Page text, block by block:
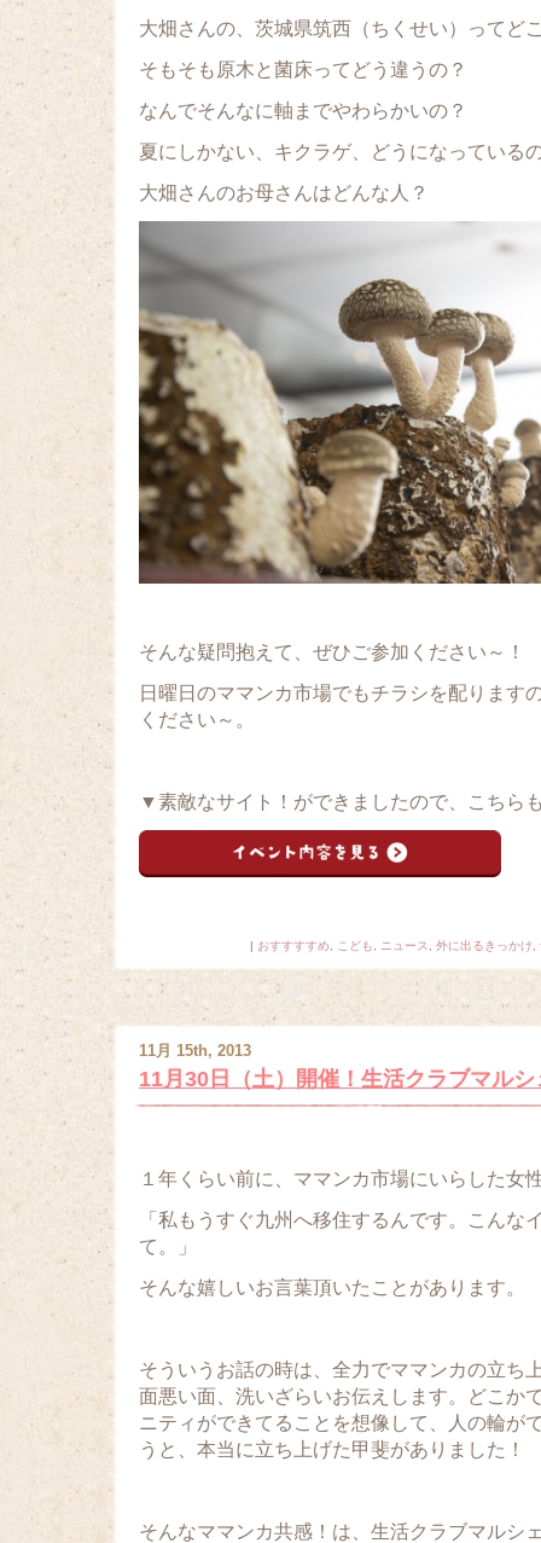
大畑さんの、茨城県筑西（ちくせい）ってど
そもそも原木と菌床ってどう違うの？
なんでそんなに軸までやわらかいの？
夏にしかない、キクラゲ、どうになっている
大畑さんのお母さんはどんな人？
そんな疑問抱えて、ぜひご参加ください～！
日曜日のママンカ市場でもチラシを配ります
ください～。
▼素敵なサイト！ができましたので、こちら
| おすすすすめ こども ニュース 外に出るきっかけ
11月 15th, 2013
11月30日（土）開催！生活クラブマルシ
１年くらい前に、ママンカ市場にいらした女
「私もうすぐ九州へ移住するんです。こんな
て。」
そんな嬉しいお言葉頂いたことがあります。
そういうお話の時は、全力でママンカの立ち
面悪い面、洗いざらいお伝えします。どこか
ニティができてることを想像して、人の輪が
うと、本当に立ち上げた甲斐がありました！
そんなママンカ共感！は、生活クラブマルシ